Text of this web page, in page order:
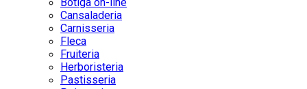
Cansaladeria
Carnisseria
Fleca
Fruiteria
Herboristeria
Pastisseria